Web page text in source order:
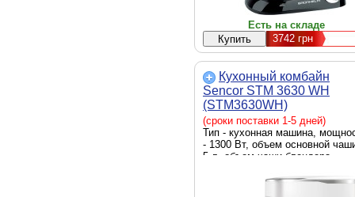
Есть на складе
3742 грн
Кухонный комбайн
Sencor STM 3630 WH
(STM3630WH)
(сроки поставки 1-5 дней)
Тип - кухонная машина,
- 1300 Вт, объем основной
5 л, объем чаши блендера -
смешивание, сбивание,